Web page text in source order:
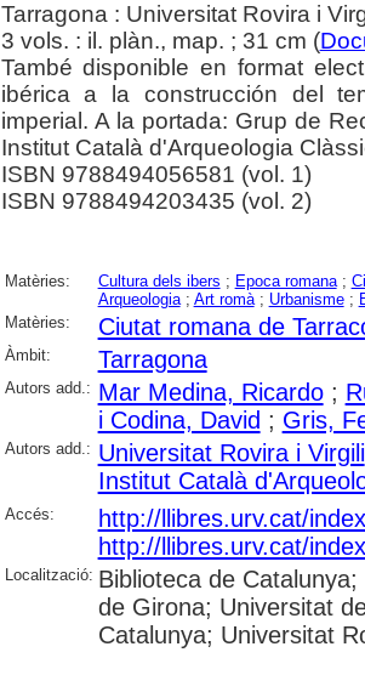
Tarragona : Universitat Rovira i
3 vols. : il. plàn., map. ; 31 cm (
També disponible en format
ibérica a la construcción del
imperial. A la portada: Grup de
Institut Català d'Arqueologia
ISBN 9788494056581 (vol. 1)
ISBN 9788494203435 (vol. 2)
Matèries: Cultura dels ibers ; Epoca romana;
Arqueologia; Art romà; Urbanisme;
Matèries:
Ciutat romana de
Àmbit: Tarragona
Autors add.: Mar Medina, Ricardo;
i Codina, David ; Gris,
Autors add.: Universitat Rovira i Virgili
Institut Català
Accés:
http://llibres.urv.cat/
http://llibres.urv.cat/
Localització: Biblioteca de
de Girona; Universitat
Catalunya; Universitat